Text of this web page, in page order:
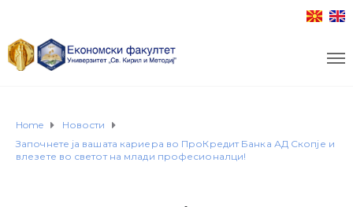
Home
Новости
Започнете ја вашата кариера во ПроКредит Банка АД Скопје и
влезете во светот на млади професионалци!